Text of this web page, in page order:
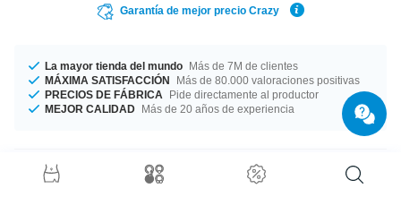
Garantía de mejor precio Crazy
La mayor tienda del mundo Más de 7M de clientes
MÁXIMA SATISFACCIÓN
Más de 80.000 valoraciones positivas
PRECIOS DE FÁBRICA
Pide directamente al productor
MEJOR CALIDAD Más de 20 años de experiencia